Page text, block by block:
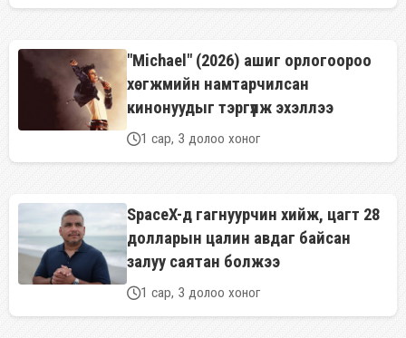
"Michael" (2026) ашиг орлогоороо
хөгжмийн намтарчилсан
кинонуудыг тэргүүлж эхэллээ
1 сар, 3 долоо хоног
SpaceX-д гагнуурчин хийж, цагт 28
долларын цалин авдаг байсан
залуу саятан болжээ
1 сар, 3 долоо хоног